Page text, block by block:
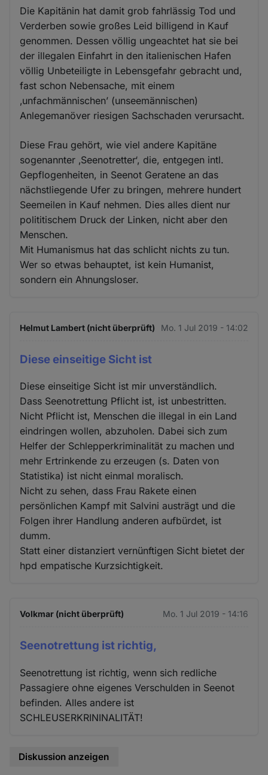
Die Kapitänin hat damit grob fahrlässig Tod und
Verderben sowie großes Leid billigend in Kauf
genommen. Dessen völlig ungeachtet hat sie bei
der illegalen Einfahrt in den italienischen Hafen
völlig Unbeteiligte in Lebensgefahr gebracht und,
fast schon Nebensache, mit einem
‚unfachmännischen’ (unseemännischen)
Anlegemanöver riesigen Sachschaden verursacht.
Diese Frau gehört, wie viel andere Kapitäne
sogenannter ‚Seenotretter‘, die, entgegen intl.
Gepflogenheiten, in Seenot Geratene an das
nächstliegende Ufer zu bringen, mehrere hundert
Seemeilen in Kauf nehmen. Dies alles dient nur
polititischem Druck der Linken, nicht aber den
Menschen.
Mit Humanismus hat das schlicht nichts zu tun.
Wer so etwas behauptet, ist kein Humanist,
sondern ein Ahnungsloser.
Helmut Lambert (nicht überprüft) Mo. 1 Jul 2019 - 14:02
Diese einseitige Sicht ist
Diese einseitige Sicht ist mir unverständlich.
Dass Seenotrettung Pflicht ist, ist unbestritten.
Nicht Pflicht ist, Menschen die illegal in ein Land
eindringen wollen, abzuholen. Dabei sich zum
Helfer der Schlepperkriminalität zu machen und
mehr Ertrinkende zu erzeugen (s. Daten von
Statistika) ist nicht einmal moralisch.
Nicht zu sehen, dass Frau Rakete einen
persönlichen Kampf mit Salvini austrägt und die
Folgen ihrer Handlung anderen aufbürdet, ist
dumm.
Statt einer distanziert vernünftigen Sicht bietet der
hpd empatische Kurzsichtigkeit.
Volkmar (nicht überprüft) Mo. 1 Jul 2019 - 14:16
Seenotrettung ist richtig,
Seenotrettung ist richtig, wenn sich redliche
Passagiere ohne eigenes Verschulden in Seenot
befinden. Alles andere ist
SCHLEUSERKRININALITÄT!
Diskussion anzeigen